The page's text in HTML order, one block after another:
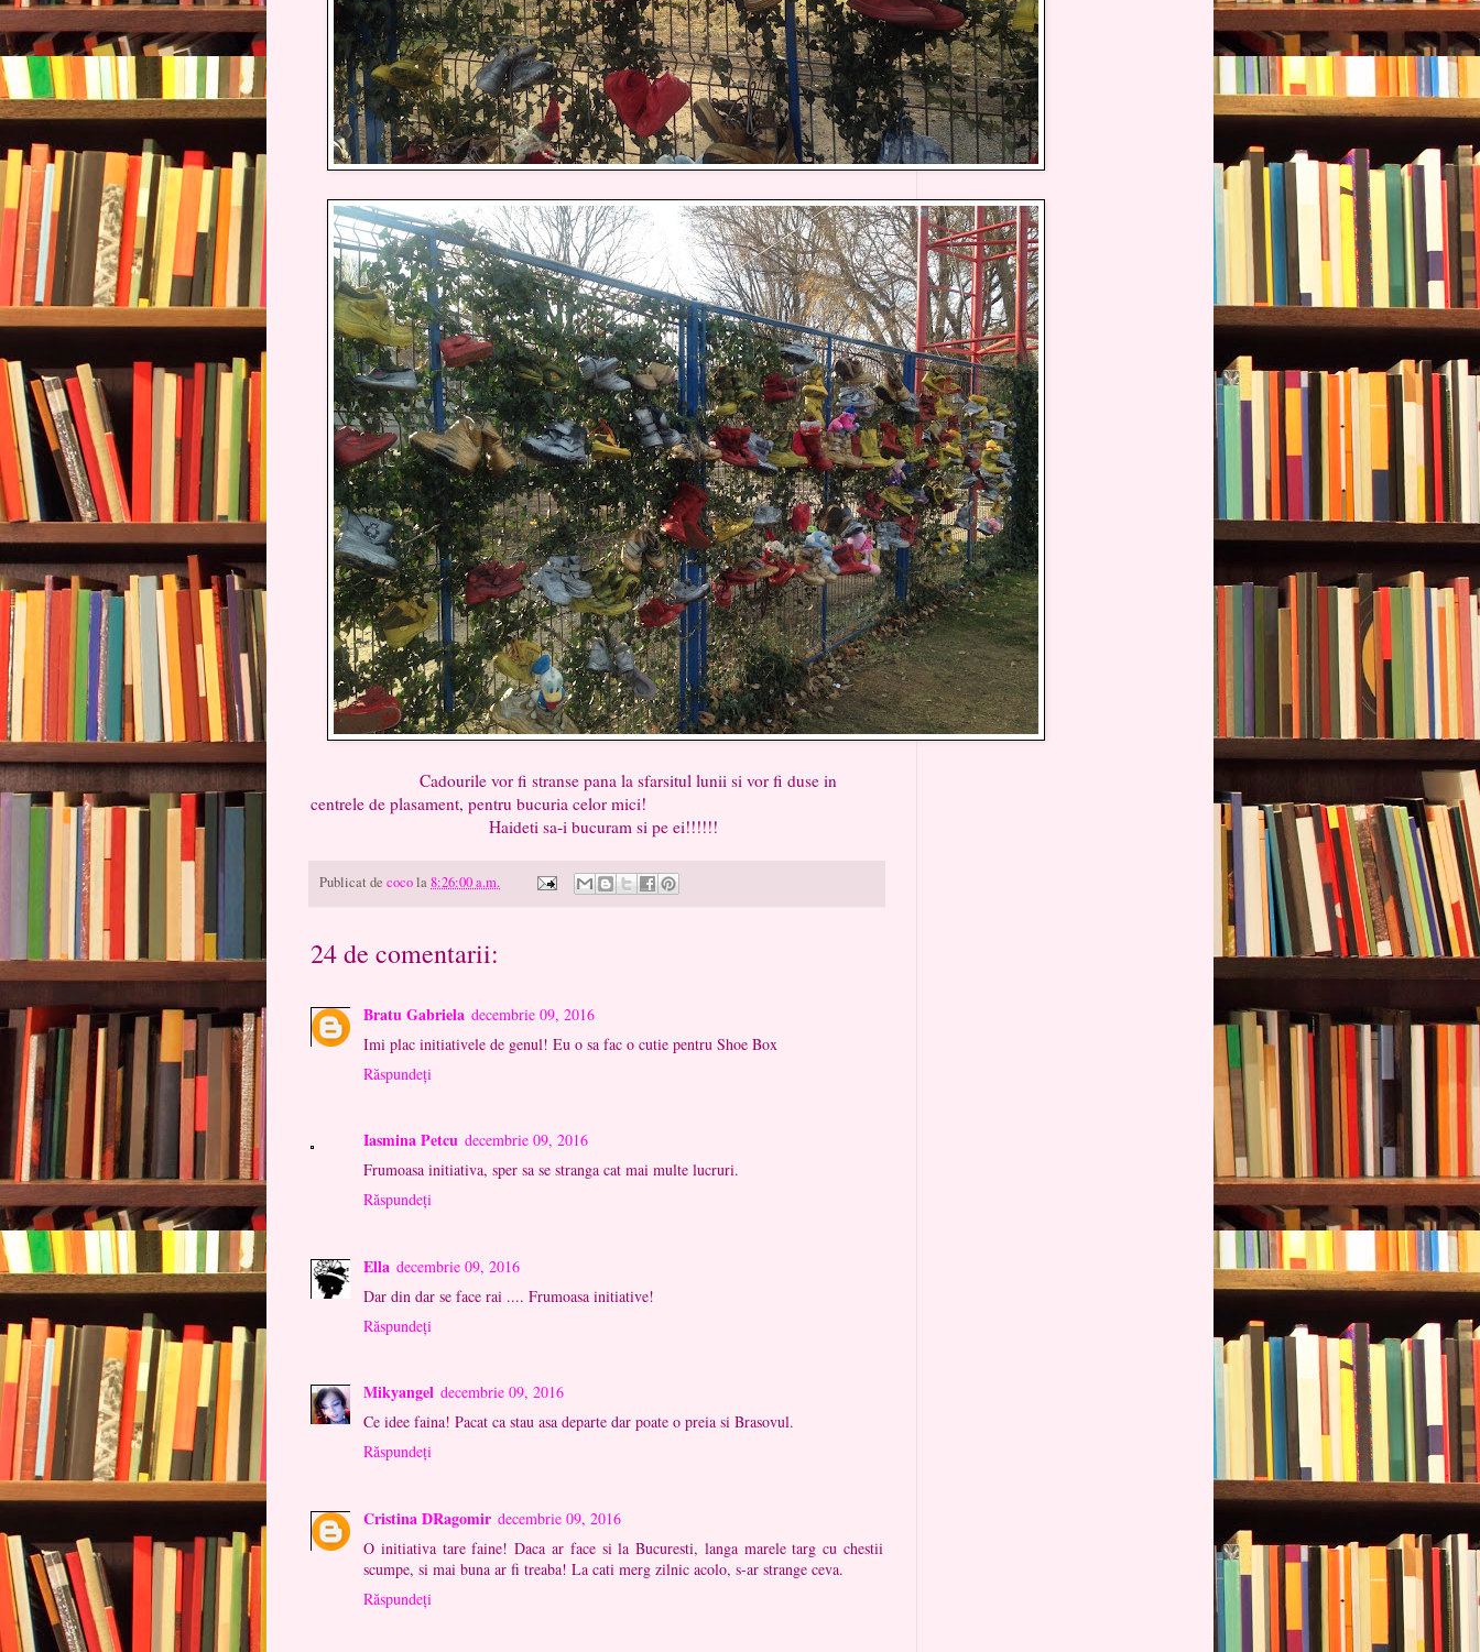
Cadourile vor fi stranse pana la sfarsitul lunii si vor fi duse in
centrele de plasament, pentru bucuria celor mici!
Haideti sa-i bucuram si pe ei!!!!!!
Publicat de cocola8:26:00 a.m.
24 de comentarii:
Bratu Gabriela decembrie 09, 2016
Imi plac initiativele de genul! Eu o sa fac o cutie pentru Shoe Box
Răspundeți
Iasmina Petcu decembrie 09, 2016
Frumoasa initiativa, sper sa se stranga cat mai multe lucruri.
Răspundeți
Ella decembrie 09, 2016
Dar din dar se face rai .... Frumoasa initiative!
Răspundeți
Mikyangel decembrie 09, 2016
Ce idee faina! Pacat ca stau asa departe dar poate o preia si Brasovul.
Răspundeți
Cristina DRagomir decembrie 09, 2016
O initiativa tare faine! Daca ar face si la Bucuresti, langa marele targ cu chestii
scumpe, si mai buna ar fi treaba! La cati merg zilnic acolo, s-ar strange ceva.
Răspundeți